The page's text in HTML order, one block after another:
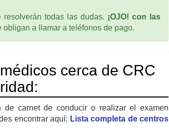
todas las dudas. ¡OJO! con las
obligan a llamar a teléfonos de pago.
cerca de CRC
de carnet de conducir o realizar el examen
encontrar aquí: Lista completa de centros